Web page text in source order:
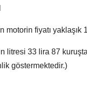
motorin fiyatı yaklaşık
litresi 33 lira 87
göstermektedir.)